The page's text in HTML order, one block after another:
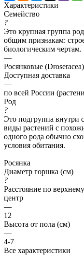
Характеристики
Семейство
?
Это крупная группа
общим признакам:
биологическим чертам.
—
Росянковые (Droseracea)
Доступная доставка
—
по всей России
Род
?
Это подгруппа внутри
виды растений с
одного рода обычно
условия обитания.
—
Росянка
Диаметр горшка (см)
?
Расстояние по
центр
—
12
Высота от пола (см)
—
4-7
Все характеристики